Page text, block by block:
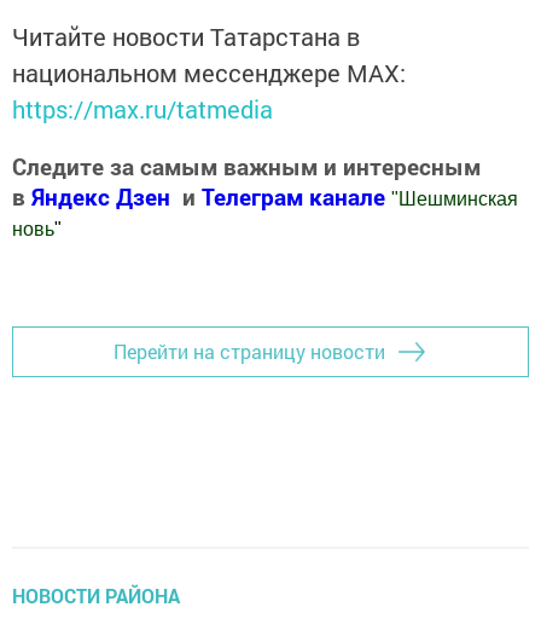
Читайте новости Татарстана в
национальном мессенджере MАХ:
https://max.ru/tatmedia
Следите за самым важным и интересным
в Яндекс Дзен и Телеграм канале " Шешминская
новь"
Перейти на страницу новости
НОВОСТИ РАЙОНА